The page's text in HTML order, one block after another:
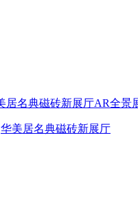
华美居名典磁砖新展厅